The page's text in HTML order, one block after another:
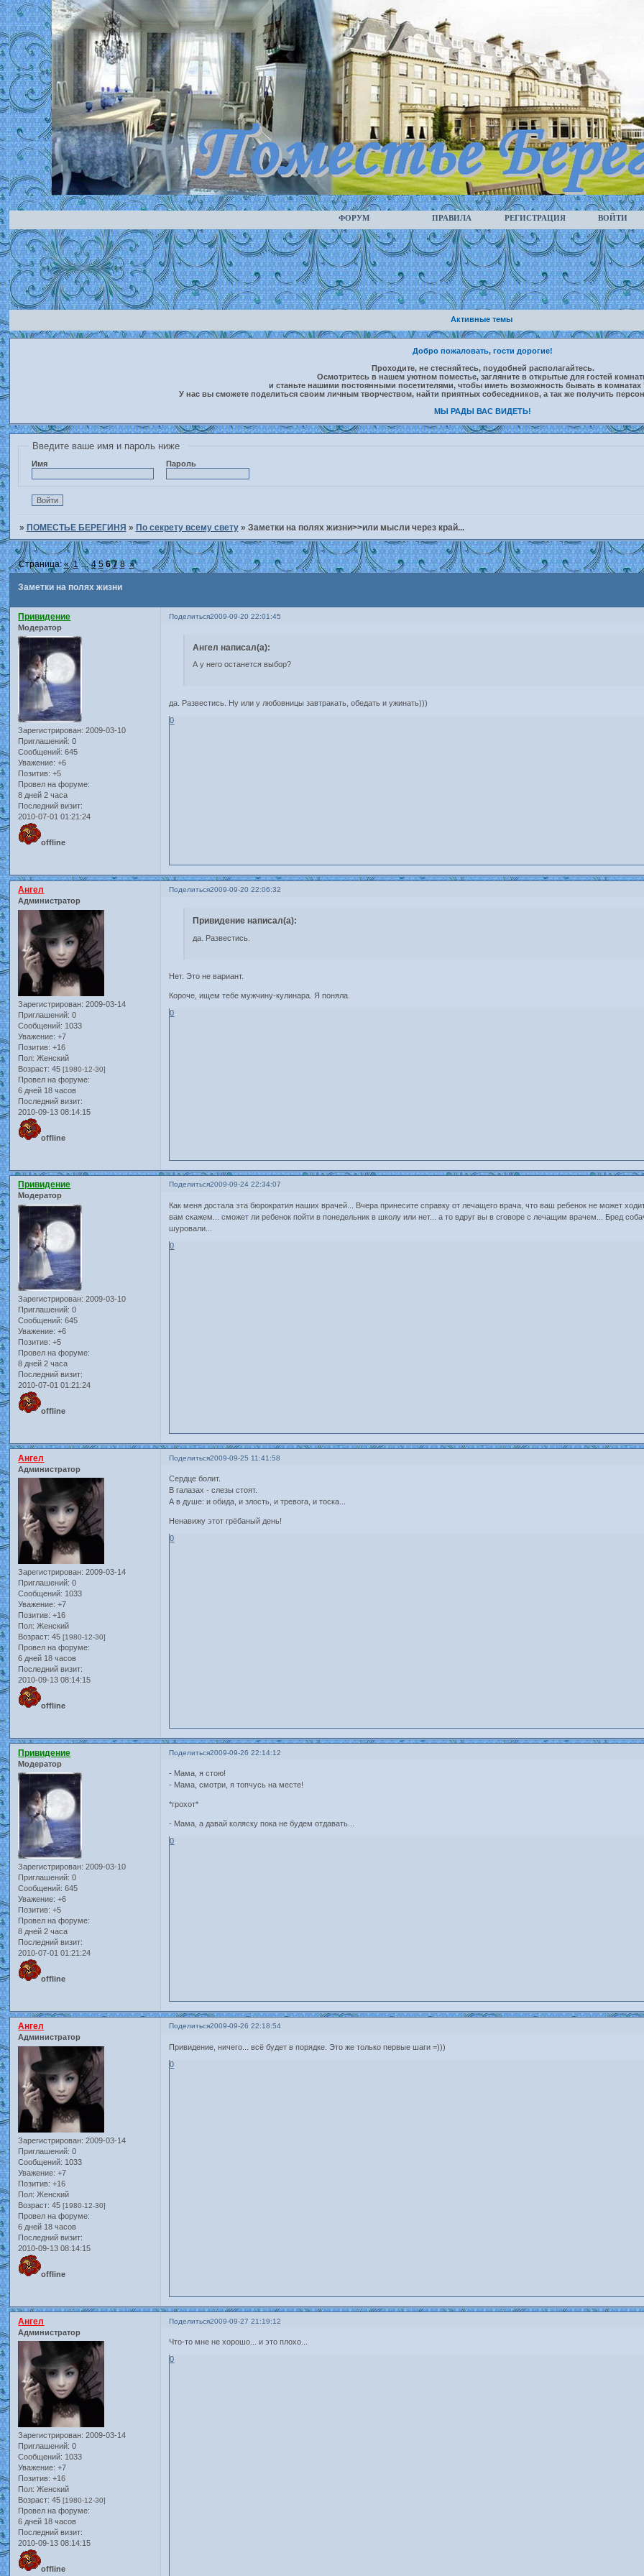
ФОРУМ ПРАВИЛА РЕГИСТРАЦИЯ ВОЙТИ
Активные темы
Добро пожаловать, гости дорогие!
Проходите, не стесняйтесь, поудобней располагайтесь.
Осмотритесь в нашем уютном поместье, загляните в открытые для гостей
и станьте нашими постоянными посетителями, чтобы иметь возможность бывать в комнатах
У нас вы сможете поделиться своим личным творчеством, найти приятных собеседников, а так же получить
МЫ РАДЫ ВАС ВИДЕТЬ!
Введите ваше имя и пароль ниже
Имя Пароль
» ПОМЕСТЬЕ БЕРЕГИНЯ » По секрету всему свету » Заметки на полях жизни>>или мысли через край...
Заметки на полях жизни
Страница:« 1 … 4 5 6 7 8 »
Поделиться2009-09-20 22:01:45
Привидение
Модератор
Зарегистрирован: 2009-03-10
Приглашений: 0
Сообщений: 645
Уважение: +6
Позитив: +5
Провел на форуме:
8 дней 2 часа
Последний визит:
2010-07-01 01:21:24
offline
Ангел написал(а):
А у него останется выбор?
да. Развестись. Ну или у любовницы завтракать, обедать и ужинать)))
0
Поделиться2009-09-20 22:06:32
Ангел
Администратор
Зарегистрирован: 2009-03-14
Приглашений: 0
Сообщений: 1033
Уважение: +7
Позитив: +16
Пол: Женский
Возраст: 45[1980-12-30]
Провел на форуме:
6 дней 18 часов
Последний визит:
2010-09-13 08:14:15
offline
Привидение написал(а):
да. Развестись.
Нет. Это не вариант.
Короче, ищем тебе мужчину-кулинара. Я поняла.
0
Поделиться2009-09-24 22:34:07
Привидение
Модератор
Зарегистрирован: 2009-03-10
Приглашений: 0
Сообщений: 645
Уважение: +6
Позитив: +5
Провел на форуме:
8 дней 2 часа
Последний визит:
2010-07-01 01:21:24
offline
Как меня достала эта бюрократия наших врачей... Вчера принесите справку от лечащего врача, что ваш ребенок не может
вам скажем... сможет ли ребенок пойти в понедельник в школу или нет... а то вдруг вы в сговоре с лечащим врачем... Бред
шуровали...
0
Поделиться2009-09-25 11:41:58
Ангел
Администратор
Зарегистрирован: 2009-03-14
Приглашений: 0
Сообщений: 1033
Уважение: +7
Позитив: +16
Пол: Женский
Возраст: 45[1980-12-30]
Провел на форуме:
6 дней 18 часов
Последний визит:
2010-09-13 08:14:15
offline
Сердце болит.
В галазах - слезы стоят.
А в душе: и обида, и злость, и тревога, и тоска...
Ненавижу этот грёбаный день!
0
Поделиться2009-09-26 22:14:12
Привидение
Модератор
Зарегистрирован: 2009-03-10
Приглашений: 0
Сообщений: 645
Уважение: +6
Позитив: +5
Провел на форуме:
8 дней 2 часа
Последний визит:
2010-07-01 01:21:24
offline
- Мама, я стою!
- Мама, смотри, я топчусь на месте!
*грохот*
- Мама, а давай коляску пока не будем отдавать...
0
Поделиться2009-09-26 22:18:54
Ангел
Администратор
Зарегистрирован: 2009-03-14
Приглашений: 0
Сообщений: 1033
Уважение: +7
Позитив: +16
Пол: Женский
Возраст: 45[1980-12-30]
Провел на форуме:
6 дней 18 часов
Последний визит:
2010-09-13 08:14:15
offline
Привидение, ничего... всё будет в порядке. Это же только первые шаги =)))
0
Поделиться2009-09-27 21:19:12
Ангел
Администратор
Зарегистрирован: 2009-03-14
Приглашений: 0
Сообщений: 1033
Уважение: +7
Позитив: +16
Пол: Женский
Возраст: 45[1980-12-30]
Провел на форуме:
6 дней 18 часов
Последний визит:
2010-09-13 08:14:15
offline
Что-то мне не хорошо... и это плохо...
0